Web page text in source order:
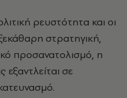
ρευστότητα και οι
στρατηγική,
προσανατολισμό, η
σε